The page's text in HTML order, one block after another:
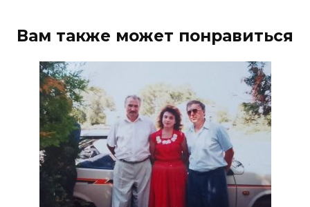
Вам также может понравиться